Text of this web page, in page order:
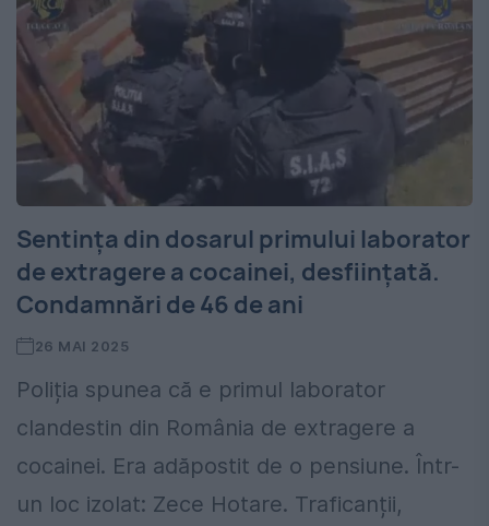
Sentința din dosarul primului laborator
de extragere a cocainei, desființată.
Condamnări de 46 de ani
26 MAI 2025
Poliția spunea că e primul laborator
clandestin din România de extragere a
cocainei. Era adăpostit de o pensiune. Într-
un loc izolat: Zece Hotare. Traficanții,